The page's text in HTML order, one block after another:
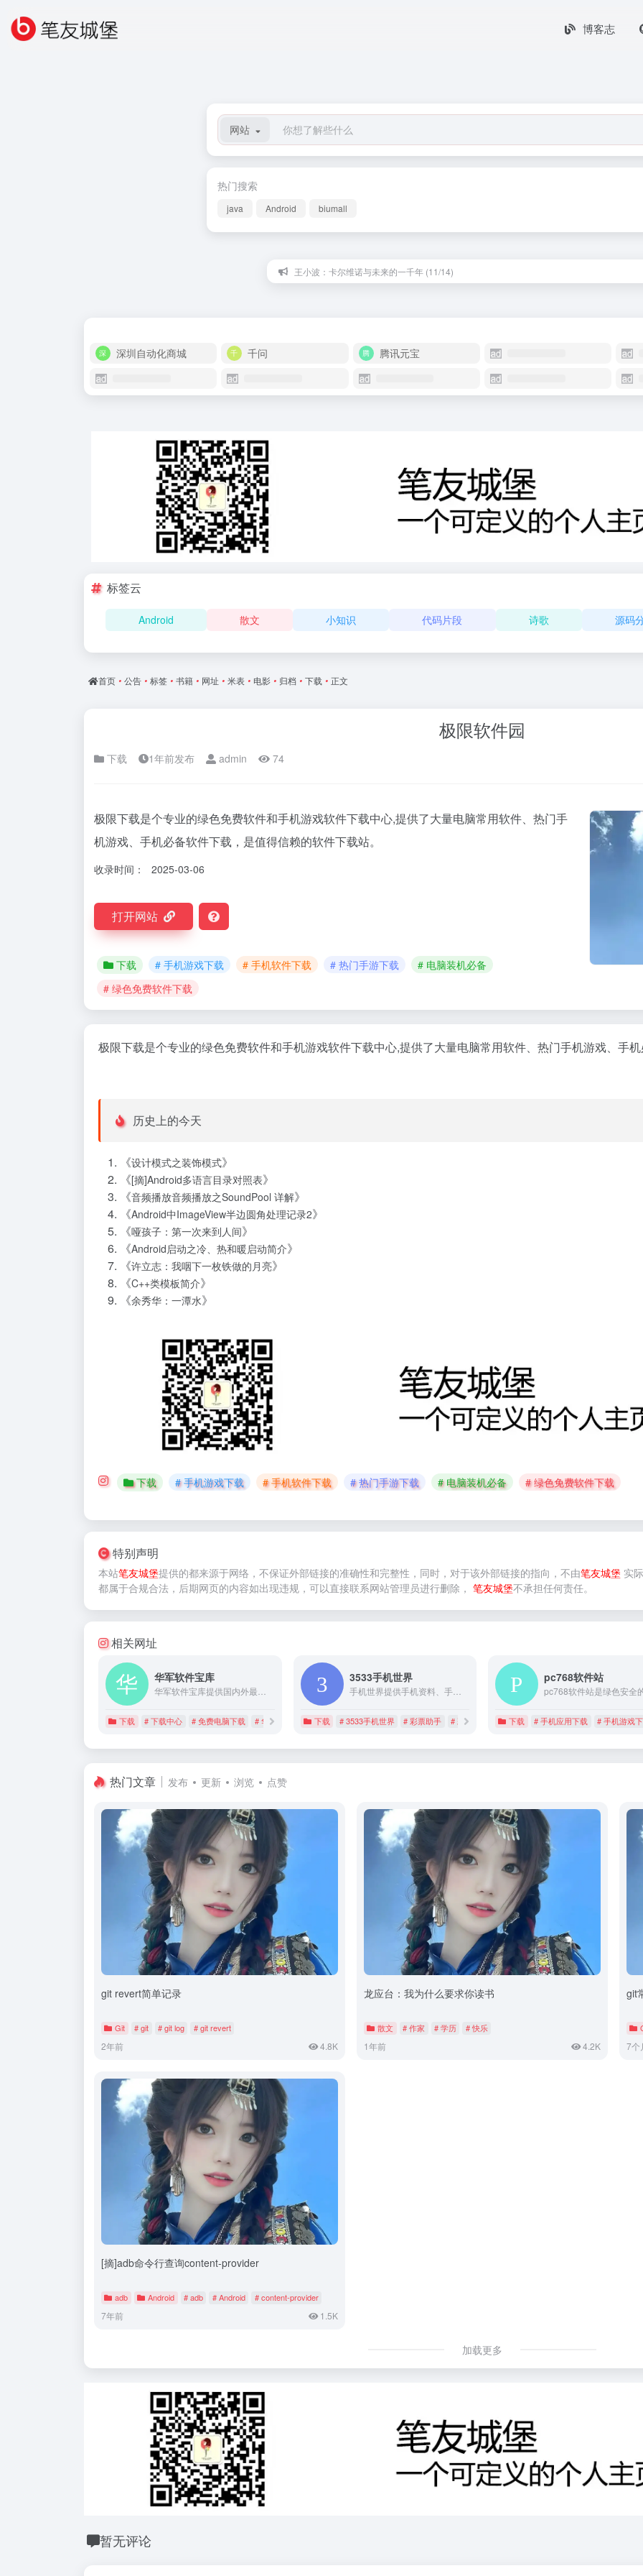
博客志
网站
热门搜索
java Android biumall
王小波：卡尔维诺与未来的一千年 (11/14)
深圳自动化商城 千问 腾讯元宝
标签云
Android 散文 小知识 代码片段 诗歌 源码
首页 • 公告 • 标签 • 书籍 • 网址 • 米表 • 电影 • 归档 • 下载 • 正文
极限软件园
下载 1年前发布 admin 74
极限下载是个专业的绿色免费软件和手机游戏软件下载中心,提供了大量电脑常用软件、热门手
机游戏、手机必备软件下载，是值得信赖的软件下载站。
收录时间： 2025-03-06
打开网站
下载 # 手机游戏下载 # 手机软件下载 # 热门手游下载
# 电脑装机必备
# 绿色免费软件下载
极限下载是个专业的绿色免费软件和手机游戏软件下载中心,提供了大量电脑常用软件、热门手机游戏、手
历史上的今天
《设计模式之装饰模式》
《[摘]Android多语言目录对照表》
《音频播放音频播放之SoundPool 详解》
《Android中ImageView半边圆角处理记录2》
《哑孩子：第一次来到人间》
《Android启动之冷、热和暖启动简介》
《许立志：我咽下一枚铁做的月亮》
《C++类模板简介》
《余秀华：一潭水》
下载 # 手机游戏下载 # 手机软件下载 # 热门手游下载 # 电脑装机必备 # 绿色免费软件下载
特别声明
本站笔友城堡提供的都来源于网络，不保证外部链接的准确性和完整性，同时，对于该外部链接的指向，不由笔友城堡 实
都属于合规合法，后期网页的内容如出现违规，可以直接联系网站管理员进行删除， 笔友城堡不承担任何责任。
相关网址
华军软件宝库
下载 # 下载中心 # 免费电脑下载 # 华军软件宝库
3533手机世界
手机世界提供手机资料、手机报价查询，提供手机游戏、手机主题、手机软件、手机壁纸、手机图片免费下载，彩票开奖助手
下载 # 3533手机世界 # 彩票助手 # 彩票开奖
pc768软件站
下载 # 手机应用下载 # 手机游戏
热门文章 发布 更新 浏览 点赞
git revert简单记录
Git # git # git log # git revert
2年前 4.8K
龙应台：我为什么要求你读书
散文 # 作家 # 学历 # 快乐
1年前 4.2K
git
7个
[摘]adb命令行查询content-provider
adb Android # adb # Android # content-provider
7年前 1.5K
加载更多
暂无评论